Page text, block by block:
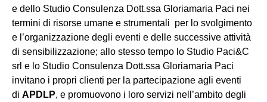
e dello Studio Consulenza Dott.ssa Gloriamaria Paci nei
termini di risorse umane e strumentali per lo svolgimento
e l’organizzazione degli eventi e delle successive attività
di sensibilizzazione; allo stesso tempo lo Studio Paci&C
srl e lo Studio Consulenza Dott.ssa Gloriamaria Paci
invitano i propri clienti per la partecipazione agli eventi
di APDLP, e promuovono i loro servizi nell’ambito degli